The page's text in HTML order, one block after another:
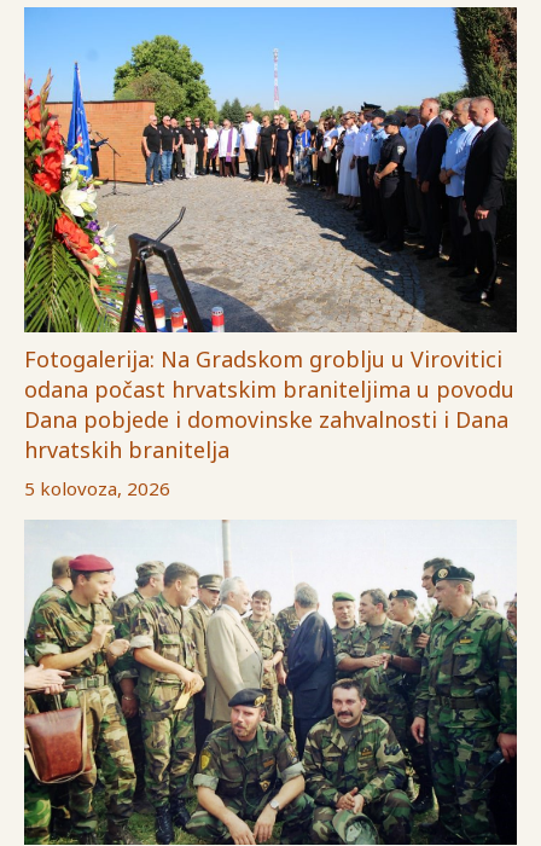
Fotogalerija: Na Gradskom groblju u Virovitici
odana počast hrvatskim braniteljima u povodu
Dana pobjede i domovinske zahvalnosti i Dana
hrvatskih branitelja
5 kolovoza, 2026